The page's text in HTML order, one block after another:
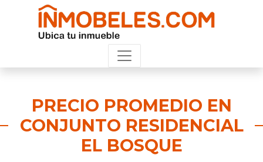
PRECIO PROMEDIO EN
CONJUNTO RESIDENCIAL
EL BOSQUE